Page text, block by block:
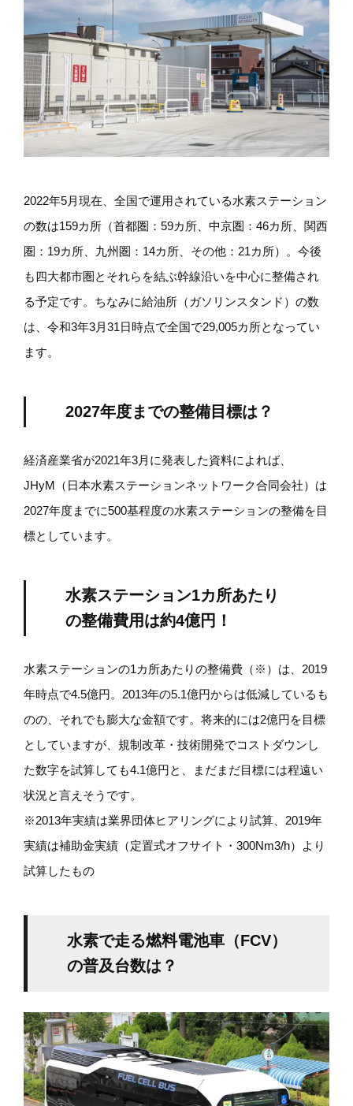
2022年5月現在、全国で運用されている水素ステーション
の数は159カ所（首都圏：59カ所、中京圏：46カ所、関西
圏：19カ所、九州圏：14カ所、その他：21カ所）。今後
も四大都市圏とそれらを結ぶ幹線沿いを中心に整備され
る予定です。ちなみに給油所（ガソリンスタンド）の数
は、令和3年3月31日時点で全国で29,005カ所となってい
ます。
2027年度までの整備目標は？
経済産業省が2021年3月に発表した資料によれば、
JHyM（日本水素ステーションネットワーク合同会社）は
2027年度までに500基程度の水素ステーションの整備を目
標としています。
水素ステーション1カ所あたり
の整備費用は約4億円！
水素ステーションの1カ所あたりの整備費（※）は、2019
年時点で4.5億円。2013年の5.1億円からは低減しているも
のの、それでも膨大な金額です。将来的には2億円を目標
としていますが、規制改革・技術開発でコストダウンし
た数字を試算しても4.1億円と、まだまだ目標には程遠い
状況と言えそうです。
※2013年実績は業界団体ヒアリングにより試算、2019年
実績は補助金実績（定置式オフサイト・300Nm3/h）より
試算したもの
水素で走る燃料電池車（FCV）
の普及台数は？